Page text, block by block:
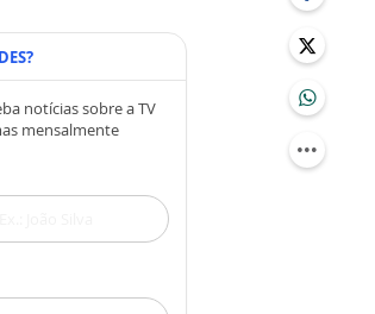
notícias sobre a TV
mensalmente